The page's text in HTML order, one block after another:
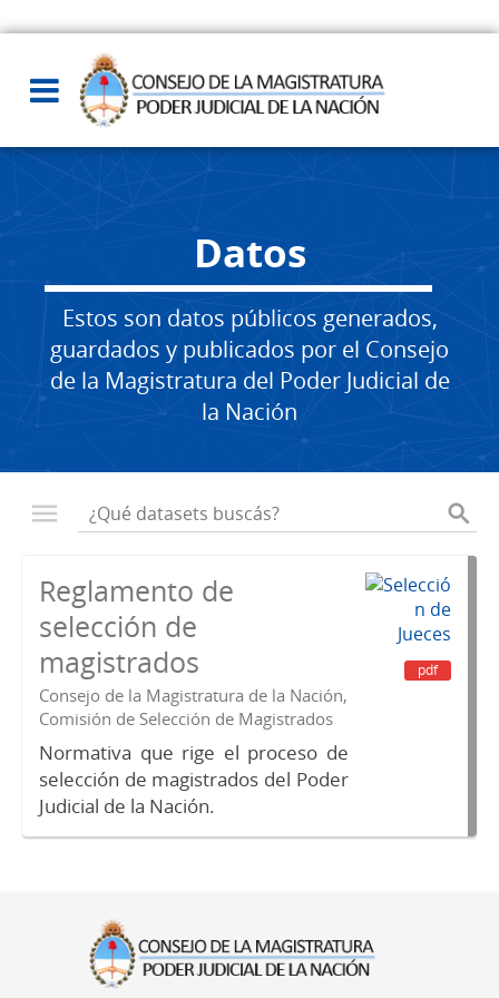
Datos
Estos son datos públicos generados,
guardados y publicados por el Consejo
de la Magistratura del Poder Judicial de
la Nación
Reglamento de
selección de
magistrados
Consejo de la Magistratura de la Nación,
Comisión de Selección de Magistrados
Normativa que rige el proceso de
selección de magistrados del Poder
Judicial de la Nación.
pdf